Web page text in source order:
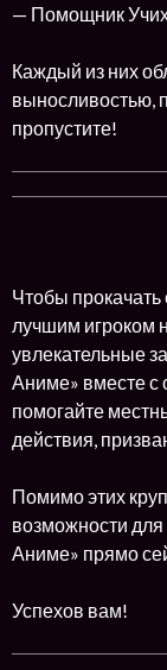
— Помощник
Каждый из них
выносливостью,
пропустите!
Чтобы прокачать
лучшим игроком
увлекательные
Аниме» вместе с
помогайте
действия,
Помимо этих
возможности для
Аниме» прямо
Успехов вам!